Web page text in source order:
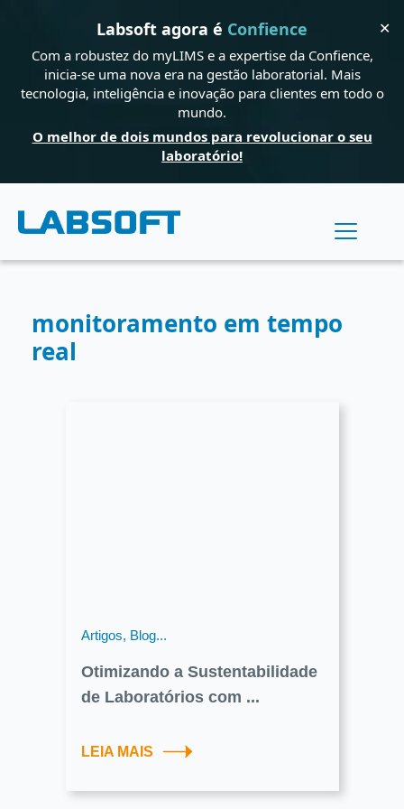
Labsoft agora é Confience
Com a robustez do myLIMS e a expertise da Confience,
inicia-se uma nova era na gestão laboratorial. Mais
tecnologia, inteligência e inovação para clientes em todo o
mundo.
O melhor de dois mundos para revolucionar o seu
laboratório!
✕
monitoramento em tempo
real
Artigos, Blog...
Otimizando a Sustentabilidade
de Laboratórios com ...
LEIA MAIS